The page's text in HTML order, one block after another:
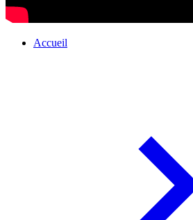
Accueil